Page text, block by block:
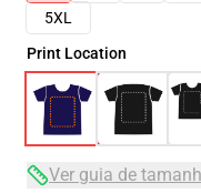
5XL
Print Location
Ver guia de